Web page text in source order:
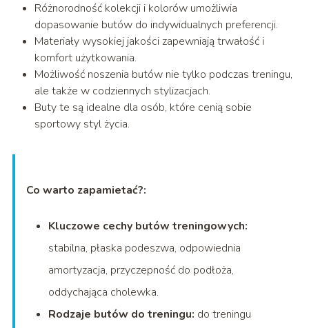
Różnorodność kolekcji i kolorów umożliwia
dopasowanie butów do indywidualnych preferencji.
Materiały wysokiej jakości zapewniają trwałość i
komfort użytkowania.
Możliwość noszenia butów nie tylko podczas treningu,
ale także w codziennych stylizacjach.
Buty te są idealne dla osób, które cenią sobie
sportowy styl życia.
Co warto zapamietać?:
Kluczowe cechy butów treningowych:
stabilna, płaska podeszwa, odpowiednia
amortyzacja, przyczepność do podłoża,
oddychająca cholewka.
Rodzaje butów do treningu: do treningu